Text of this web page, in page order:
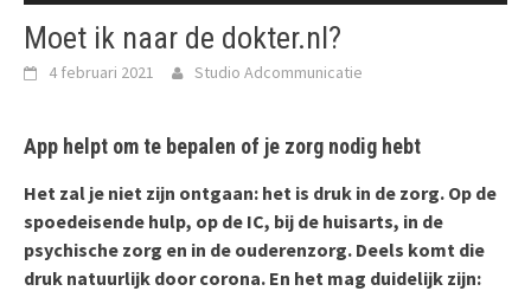
Moet ik naar de dokter.nl?
4 februari 2021 Studio Adcommunicatie
App helpt om te bepalen of je zorg nodig hebt
Het zal je niet zijn ontgaan: het is druk in de zorg. Op de
spoedeisende hulp, op de IC, bij de huisarts, in de
psychische zorg en in de ouderenzorg. Deels komt die
druk natuurlijk door corona. En het mag duidelijk zijn: